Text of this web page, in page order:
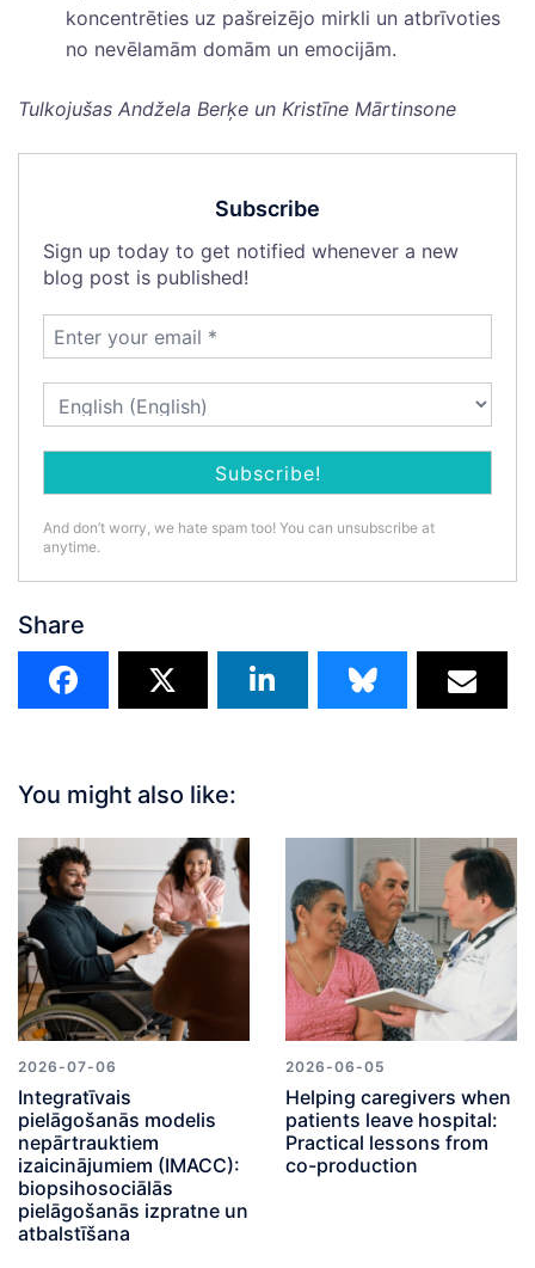
koncentrēties uz pašreizējo mirkli un atbrīvoties
no nevēlamām domām un emocijām.
Tulkojušas Andžela Berķe un Kristīne Mārtinsone
Subscribe
Sign up today to get notified whenever a new
blog post is published!
And don’t worry, we hate spam too! You can unsubscribe at
anytime.
Share
You might also like:
2026-07-06
Integratīvais
pielāgošanās modelis
nepārtrauktiem
izaicinājumiem (IMACC):
biopsihosociālās
pielāgošanās izpratne un
atbalstīšana
2026-06-05
Helping caregivers when
patients leave hospital:
Practical lessons from
co-production